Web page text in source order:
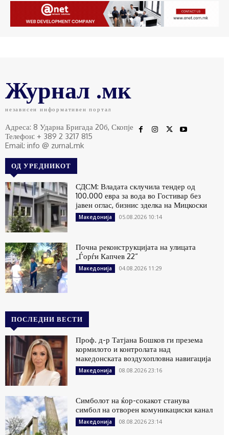
Журнал .мк
независен информативен портал
Адреса: 8 Ударна Бригада 20б, Скопје
Телефон: + 389 2 3217 815
Email: info @ zurnal.mk
ОД УРЕДНИКОТ
СДСМ: Владата склучила тендер од
100.000 евра за вода во Гостивар без
јавен оглас, бизнис зделка на Мицкоски
Македонија 05.08.2026 10:14
Почна реконструкцијата на улицата
„Ѓорѓи Капчев 22“
Македонија 04.08.2026 11:29
ПОСЛЕДНИ ВЕСТИ
Проф. д-р Татјана Бошков ги презема
кормилото и контролата над
македонската воздухопловна навигација
Македонија 08.08.2026 23:16
Симболот на ќор-сокакот станува
симбол на отворен комуникациски канал
Македонија 08.08.2026 23:14